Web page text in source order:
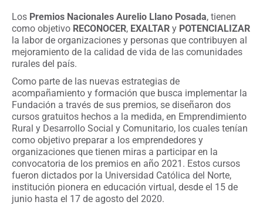
Los Premios Nacionales Aurelio Llano Posada, tienen
como objetivo RECONOCER, EXALTAR y POTENCIALIZAR
la labor de organizaciones y personas que contribuyen al
mejoramiento de la calidad de vida de las comunidades
rurales del país.
Como parte de las nuevas estrategias de
acompañamiento y formación que busca implementar la
Fundación a través de sus premios, se diseñaron dos
cursos gratuitos hechos a la medida, en Emprendimiento
Rural y Desarrollo Social y Comunitario, los cuales tenían
como objetivo preparar a los emprendedores y
organizaciones que tienen miras a participar en la
convocatoria de los premios en año 2021. Estos cursos
fueron dictados por la Universidad Católica del Norte,
institución pionera en educación virtual, desde el 15 de
junio hasta el 17 de agosto del 2020.